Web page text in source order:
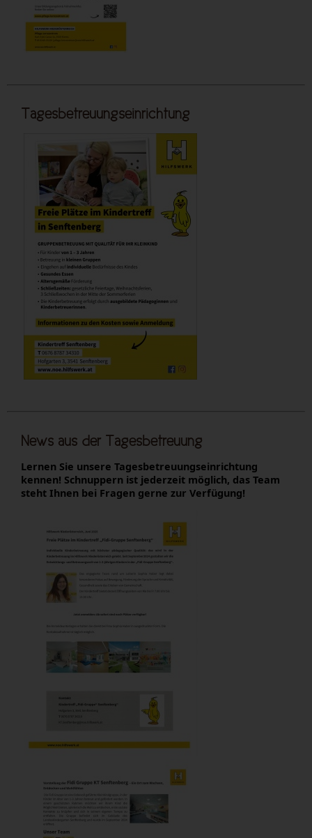
Tagesbetreuungseinrichtung
News aus der Tagesbetreuung
Lernen Sie unsere Tagesbetreuungseinrichtung
kennen! Schnuppern ist jederzeit möglich, das Team
steht Ihnen bei Fragen gerne zur Verfügung!